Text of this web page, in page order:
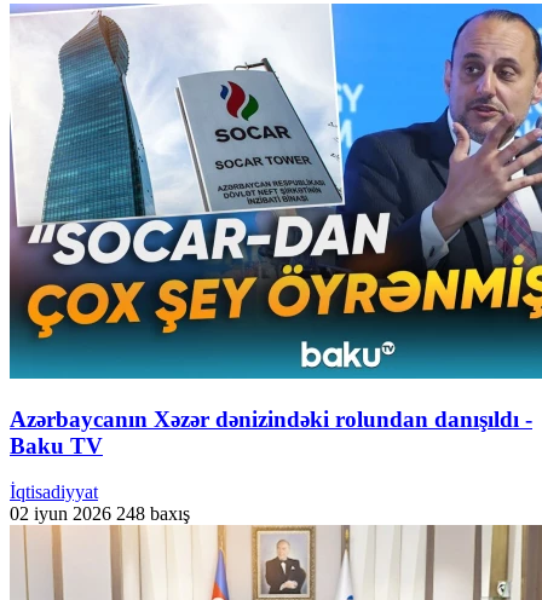
Azərbaycanın Xəzər dənizindəki rolundan danışıldı -
Baku TV
İqtisadiyyat
02 iyun 2026 248 baxış